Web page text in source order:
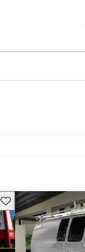
Guarda este Aviso